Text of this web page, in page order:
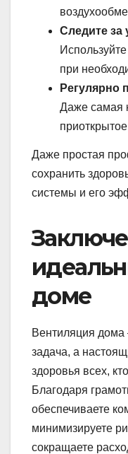
Следите за
при
Регулярно
Даже самая
Даже простая
сохранить
системы и его
доме
Вентиляция
задача, а
здоровья всех,
Благодаря
обеспечиваете
минимизируете
сокращаете